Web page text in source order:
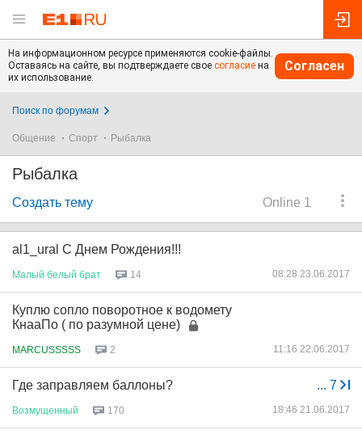
На информационном ресурсе применяются cookie-файлы.
Оставаясь на сайте, вы подтверждаете свое согласие на
их использование.
Согласен
Поиск по форумам
Общение Спорт Рыбалка
Рыбалка
Online 1
Создать тему
al1_ural С Днем Рождения!!!
Малый белый брат 14 08:28 23.06.2017
Куплю сопло поворотное к водомету
КнааПо ( по разумной цене)
MARCUSSSSS 2 11:16 22.06.2017
... 7
Где заправляем баллоны?
Возмущенный 170 18:46 21.06.2017